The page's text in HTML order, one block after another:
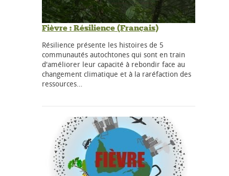
Fièvre : Résilience (Français)
Résilience présente les histoires de 5
communautés autochtones qui sont en train
d'améliorer leur capacité à rebondir face au
changement climatique et à la raréfaction des
ressources…